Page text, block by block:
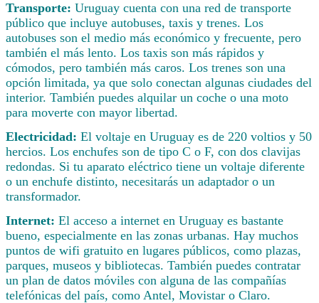
Transporte: Uruguay cuenta con una red de transporte
público que incluye autobuses, taxis y trenes. Los
autobuses son el medio más económico y frecuente, pero
también el más lento. Los taxis son más rápidos y
cómodos, pero también más caros. Los trenes son una
opción limitada, ya que solo conectan algunas ciudades del
interior. También puedes alquilar un coche o una moto
para moverte con mayor libertad.
Electricidad: El voltaje en Uruguay es de 220 voltios y 50
hercios. Los enchufes son de tipo C o F, con dos clavijas
redondas. Si tu aparato eléctrico tiene un voltaje diferente
o un enchufe distinto, necesitarás un adaptador o un
transformador.
Internet: El acceso a internet en Uruguay es bastante
bueno, especialmente en las zonas urbanas. Hay muchos
puntos de wifi gratuito en lugares públicos, como plazas,
parques, museos y bibliotecas. También puedes contratar
un plan de datos móviles con alguna de las compañías
telefónicas del país, como Antel, Movistar o Claro.